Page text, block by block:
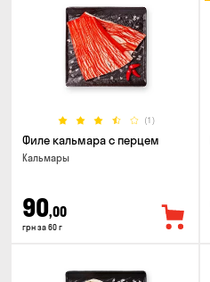
(1)
Филе кальмара с перцем
Кальмары
90,00
грн за 60 г